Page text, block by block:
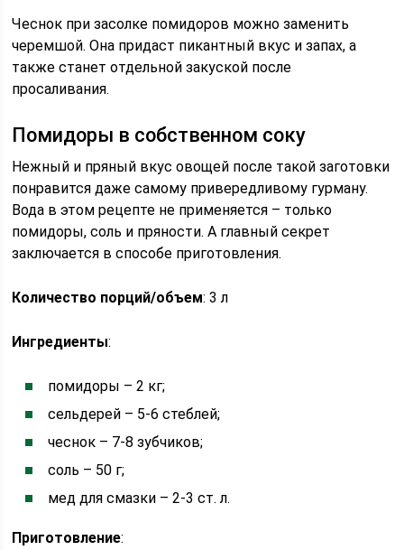
Чеснок при засолке помидоров можно заменить
черемшой. Она придаст пикантный вкус и запах, а
также станет отдельной закуской после
просаливания.
Помидоры в собственном соку
Нежный и пряный вкус овощей после такой заготовки
понравится даже самому привередливому гурману.
Вода в этом рецепте не применяется – только
помидоры, соль и пряности. А главный секрет
заключается в способе приготовления.
Количество порций/объем: 3 л
Ингредиенты:
помидоры – 2 кг;
сельдерей – 5-6 стеблей;
чеснок – 7-8 зубчиков;
соль – 50 г;
мед для смазки – 2-3 ст. л.
Приготовление: